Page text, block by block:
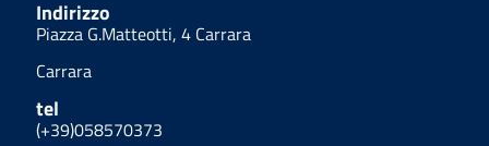
Indirizzo
Piazza G.Matteotti, 4 Carrara
Carrara
tel
(+39)058570373